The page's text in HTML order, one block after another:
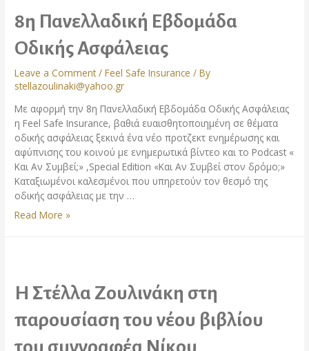
8η Πανελλαδική Εβδομάδα
Οδικής Ασφάλειας
Leave a Comment /Feel Safe Insurance / By
stellazoulinaki@yahoo.gr
Με αφορμή την 8η Πανελλαδική Εβδομάδα Οδικής Ασφάλειας
η Feel Safe Insurance, βαθιά ευαισθητοποιημένη σε θέματα
οδικής ασφάλειας ξεκινά ένα νέο προτζεκτ ενημέρωσης και
αφύπνισης του κοινού με ενημερωτικά βίντεο και το Podcast «
Και Αν Συμβεί;» ,Special Edition «Και Αν Συμβεί στον δρόμο;»
Καταξιωμένοι καλεσμένοι που υπηρετούν τον θεσμό της
οδικής ασφάλειας με την …
Read More »
Η Στέλλα Ζουλινάκη στη
παρουσίαση του νέου βιβλίου
του συγγραφέα Νίκου